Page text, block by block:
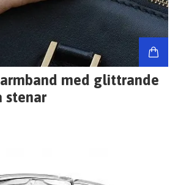
med glittrande
stenar